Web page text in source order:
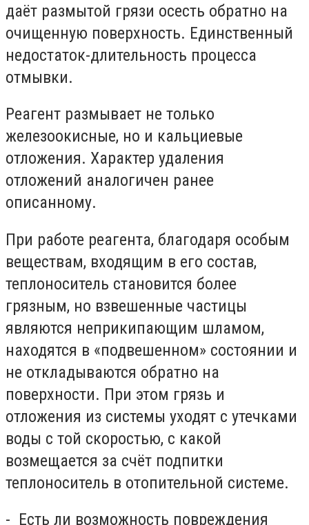
даёт размытой грязи осесть обратно на
очищенную поверхность. Единственный
недостаток-длительность процесса
отмывки.
Реагент размывает не только
железоокисные, но и кальциевые
отложения. Характер удаления
отложений аналогичен ранее
описанному.
При работе реагента, благодаря особым
веществам, входящим в его состав,
теплоноситель становится более
грязным, но взвешенные частицы
являются неприкипающим шламом,
находятся в «подвешенном» состоянии и
не откладываются обратно на
поверхности. При этом грязь и
отложения из системы уходят с утечками
воды с той скоростью, с какой
возмещается за счёт подпитки
теплоноситель в отопительной системе.
- Есть ли возможность повреждения